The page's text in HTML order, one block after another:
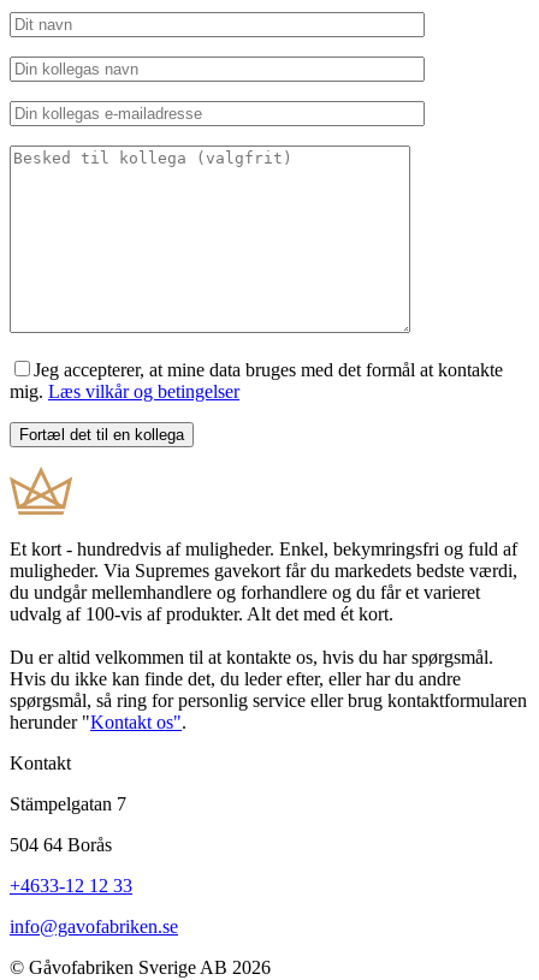
Jeg accepterer, at mine data bruges med det formål at kontakte
mig. Læs vilkår og betingelser
Et kort - hundredvis af muligheder. Enkel, bekymringsfri og fuld af
muligheder. Via Supremes gavekort får du markedets bedste værdi,
du undgår mellemhandlere og forhandlere og du får et varieret
udvalg af 100-vis af produkter. Alt det med ét kort.
Du er altid velkommen til at kontakte os, hvis du har spørgsmål.
Hvis du ikke kan finde det, du leder efter, eller har du andre
spørgsmål, så ring for personlig service eller brug kontaktformularen
herunder "Kontakt os".
Kontakt
Stämpelgatan 7
504 64 Borås
+4633-12 12 33
info@gavofabriken.se
© Gåvofabriken Sverige AB 2026